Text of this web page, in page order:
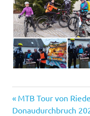
Vorheriger
Beitrag:
MTB Tour von
Donaudurchbruch